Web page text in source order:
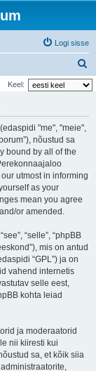
Logi sisse
t
Keel:
"me", "meie",
nõustud sa
bound by all of the
utmost in informing
as your
mean you agree
or amended.
“selle”, “phpBB
mis on antud
“GPL”) ja on
vahend internetis
selle eest,
kohta leiad
ja moderaatorid
nii kiiresti kui
sa, et kõik siia